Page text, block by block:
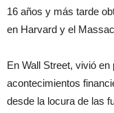
16 años y más tarde
en Harvard y el
En Wall Street, vivió
acontecimientos
desde la locura de las